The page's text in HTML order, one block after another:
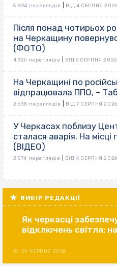
5 894 переглядів ВІД 4 СЕРПНЯ 2026
Після понад чотирьох
на Черкащину
(ФОТО)
4 326 переглядів ВІД 5 СЕРПНЯ 2026
На Черкащині по
відпрацювала ППО, –
2 638 переглядів ВІД 7 СЕРПНЯ 2026
У Черкасах поблизу
сталася аварія. На
(ВІДЕО)
2 574 переглядів ВІД 4 СЕРПНЯ 2026
ВИБІР РЕДАКЦІЇ
Як черкасці
відключень світла:
29 ЧЕРВНЯ 2026